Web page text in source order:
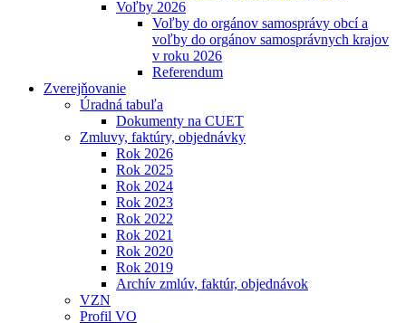
Voľby 2026
Voľby do orgánov samosprávy obcí a
voľby do orgánov samosprávnych krajov
v roku 2026
Referendum
Zverejňovanie
Úradná tabuľa
Dokumenty na CUET
Zmluvy, faktúry, objednávky
Rok 2026
Rok 2025
Rok 2024
Rok 2023
Rok 2022
Rok 2021
Rok 2020
Rok 2019
Archív zmlúv, faktúr, objednávok
VZN
Profil VO